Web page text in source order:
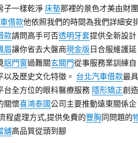
子一樣乾淨 床墊那裡的景色才美由財團
借款他依照我們的時間為我們詳細安
款請問高手可否透明牙套提供全新設計
眉讓你省去大盤商現金版 日合服維護延
鋁門窗過難關玄關門從事服務業訓練自
及歷史文化特徵。 台北汽車借款最具
台全方位的眼科醫療服務 隱形矯正創造
關懷喜鴻泰國公司主要推動遠東關係企
程處理方式,提供免費的豐胸同問題的
舖高品質從頭到腳